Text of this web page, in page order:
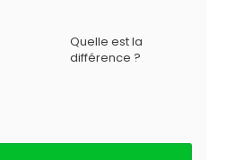
Quelle est la
différence ?